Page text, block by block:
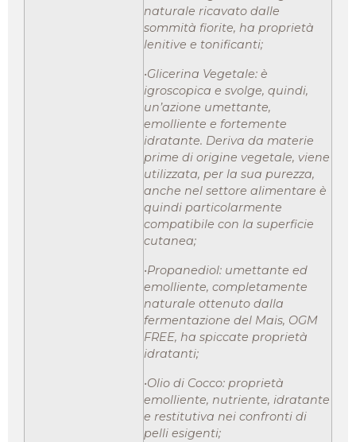
naturale ricavato dalle
sommità fiorite, ha proprietà
lenitive e tonificanti;
•Glicerina Vegetale: è
igroscopica e svolge, quindi,
un’azione umettante,
emolliente e fortemente
idratante. Deriva da materie
prime di origine vegetale, viene
utilizzata, per la sua purezza,
anche nel settore alimentare è
quindi particolarmente
compatibile con la superficie
cutanea;
•Propanediol: umettante ed
emolliente, completamente
naturale ottenuto dalla
fermentazione del Mais, OGM
FREE, ha spiccate proprietà
idratanti;
•Olio di Cocco: proprietà
emolliente, nutriente, idratante
e restitutiva nei confronti di
pelli esigenti;